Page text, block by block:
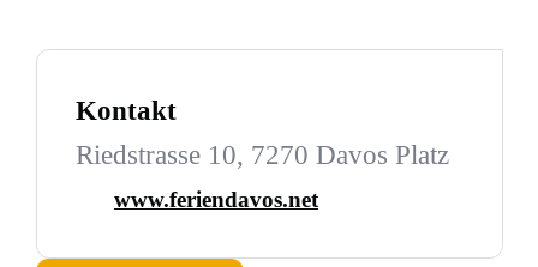
Kontakt
Riedstrasse 10, 7270 Davos Platz
www.feriendavos.net